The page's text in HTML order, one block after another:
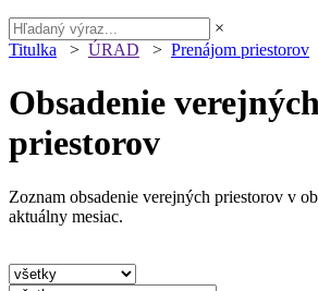
×
Titulka > ÚRAD > Prenájom priestorov
Obsadenie
priestorov
Zoznam obsadenie verejných priestorov v
aktuálny mesiac.